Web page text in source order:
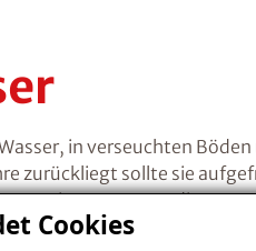
Cookies
in verseuchten
zurückliegt sollte sie
Die Kommune, die